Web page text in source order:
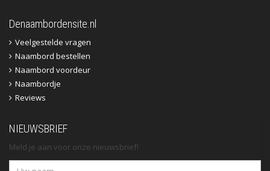
Denaambordensite.nl
Veelgestelde vragen
Naambord bestellen
Naambord voordeur
Naambordje
Reviews
NIEUWSBRIEF
Meld je aan voor onze nieuwsbrief!